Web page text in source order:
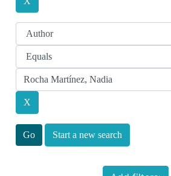
Start a new search